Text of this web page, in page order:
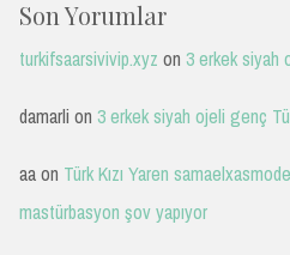
Son Yorumlar
turkifsaarsivivip.xyz on 3 erkek siyah
damarli on 3 erkek siyah ojeli genç
aaon Türk Kızı Yaren
mastürbasyon şov yapıyor